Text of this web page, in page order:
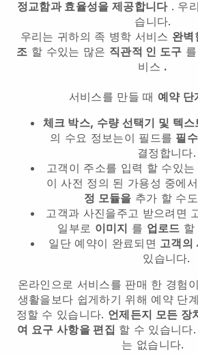
정교함과 효율성을 제공합니다. 우
습니다.
우리는 귀하의 족 병학 서비스 완벽
조 할 수있는 많은 직관적 인 도구 를
비스 .
서비스를 만들 때 예약 단
체크 박스, 수량 선택기 및 텍
의 수요 정보는이 필드를 필
결정합니다.
고객이 주소를 입력 할 수있는
이 사전 정의 된 가용성 중에
정 모듈을 추가 할 수
고객과 사진을주고 받으려면
일부로 이미지 를 업로드 할
일단 예약이 완료되면 고객의
있습니다.
온라인으로 서비스를 판매 한 경험
생활을보다 쉽게하기 위해 예약 단
정할 수 있습니다. 언제든지 모든 장
여 요구 사항을 편집 할 수 있습니다
는 없습니다.